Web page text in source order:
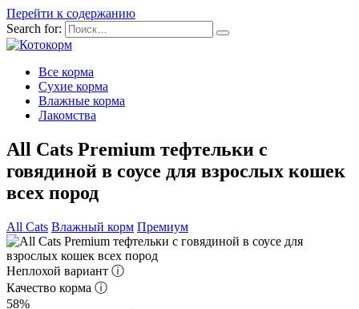
Перейти к содержанию
Search for:
Все корма
Сухие корма
Влажные корма
Лакомства
All Cats Premium тефтельки с
говядиной в соусе для взрослых кошек
всех пород
All Cats Влажный корм Премиум
Неплохой вариант ⓘ
Качество корма ⓘ
58%